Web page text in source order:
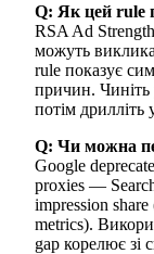
Q: Як цей rule
RSA Ad
можуть
rule показує
причин. Чиніть
потім дрилліть
Q: Чи можна
Google
proxies —
impression
metrics).
gap корелює зі